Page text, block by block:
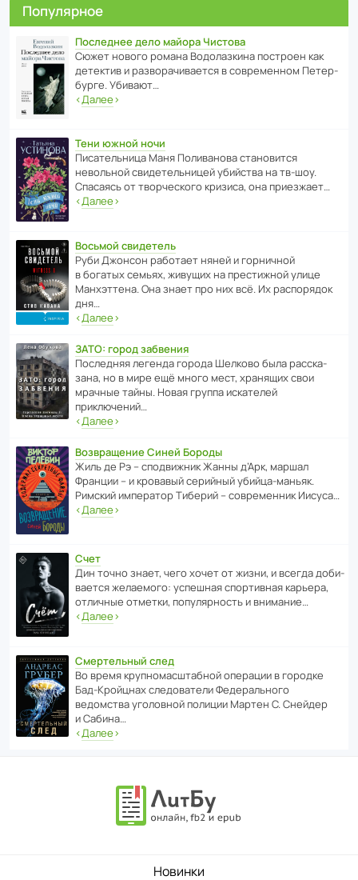
Популярное
Последнее дело майора Чистова
Сюжет нового романа Водо­ла­з­кина пост­роен как
дете­ктив и разво­ра­чи­ва­ется в совре­менном Пете­р­
бурге. Убивают…
‹Далее›
Тени южной ночи
Писа­тель­ница Маня Поли­ва­нова стано­вится
невольной свиде­тель­ницей убийства на тв-шоу.
Спасаясь от твор­че­с­кого кризиса, она приезжает…
‹Далее›
Восьмой свидетель
Руби Джонсон рабо­тает няней и горни­чной
в богатых семьях, живущих на прес­ти­жной улице
Манх­эт­тена. Она знает про них всё. Их распо­рядок
дня…
‹Далее›
ЗАТО: город забвения
После­дняя легенда города Шелково была расска­
зана, но в мире ещё много мест, хранящих свои
мрачные тайны. Новая группа иска­телей
приключений…
‹Далее›
Возвращение Синей Бороды
Жиль де Рэ – спод­ви­жник Жанны д’Арк, маршал
Франции – и кровавый серийный убийца-маньяк.
Римский импе­ратор Тиберий – совре­менник Иисуса…
‹Далее›
Счет
Дин точно знает, чего хочет от жизни, и всегда доби­
ва­ется жела­е­мого: успе­шная спор­ти­вная карьера,
отли­чные отметки, попу­ля­р­ность и внимание…
‹Далее›
Смертельный след
Во время круп­но­мас­ш­та­бной операции в городке
Бад‑Крой­цнах следо­ва­тели Феде­раль­ного
ведомства уголо­вной полиции Мартен С. Снейдер
и Сабина…
‹Далее›
Новинки